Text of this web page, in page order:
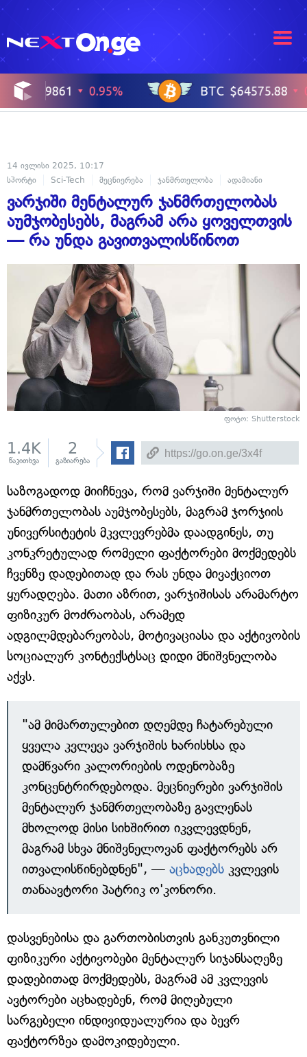
14 ივლისი 2025, 10:17
სპორტი
Sci-Tech მეცნიერება ჯანმრთელობა ადამიანი
ვარჯიში მენტალურ ჯანმრთელობას
აუმჯობესებს, მაგრამ არა ყოველთვის
— რა უნდა გავითვალისწინოთ
ფოტო: Shutterstock
1.4K
წაკითხვა
2
გაზიარება
საზოგადოდ მიიჩნევა, რომ ვარჯიში მენტალურ
ჯანმრთელობას აუმჯობესებს, მაგრამ ჯორჯიის
უნივერსიტეტის მკვლევრებმა დაადგინეს, თუ
კონკრეტულად რომელი ფაქტორები მოქმედებს
ჩვენზე დადებითად და რას უნდა მივაქციოთ
ყურადღება. მათი აზრით, ვარჯიშისას არამარტო
ფიზიკურ მოძრაობას, არამედ
ადგილმდებარეობას, მოტივაციასა და აქტივობის
სოციალურ კონტექსტსაც დიდი მნიშვნელობა
აქვს.
"ამ მიმართულებით დღემდე ჩატარებული
ყველა კვლევა ვარჯიშის ხარისხსა და
დამწვარი კალორიების ოდენობაზე
კონცენტრირდებოდა. მეცნიერები ვარჯიშის
მენტალურ ჯანმრთელობაზე გავლენას
მხოლოდ მისი სიხშირით იკვლევდნენ,
მაგრამ სხვა მნიშვნელოვან ფაქტორებს არ
ითვალისწინებდნენ", — აცხადებს კვლევის
თანაავტორი პატრიკ ო'კონორი.
დასვენებისა და გართობისთვის განკუთვნილი
ფიზიკური აქტივობები მენტალურ სიჯანსაღეზე
დადებითად მოქმედებს, მაგრამ ამ კვლევის
ავტორები აცხადებენ, რომ მიღებული
სარგებელი ინდივიდუალურია და ბევრ
ფაქტორზეა დამოკიდებული.